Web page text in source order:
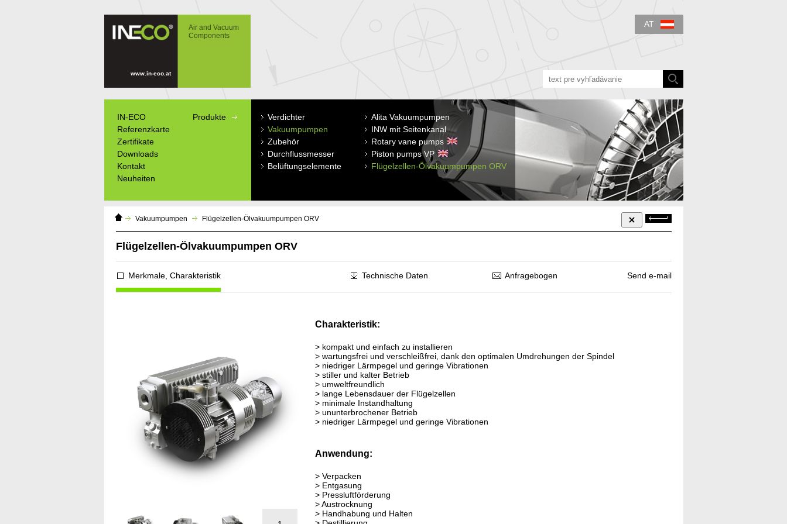
Flügelzellen-Ölvakuumpumpen ORV
Air and Vacuum
Components
www.in-eco.at
Domáca
stránka
Vakuumpumpen Flügelzellen-Ölvakuumpumpen ORV Zurück
Flügelzellen-Ölvakuumpumpen ORV
Merkmale, Charakteristik Technische Daten Anfragebogen Send e-mail
Charakteristik:
> kompakt und einfach zu installieren
> wartungsfrei und verschleißfrei, dank den optimalen Umdrehungen der Spindel
> niedriger Lärmpegel und geringe Vibrationen
> stiller und kalter Betrieb
> umweltfreundlich
> lange Lebensdauer der Flügelzellen
> minimale Instandhaltung
> ununterbrochener Betrieb
> niedriger Lärmpegel und geringe Vibrationen
Anwendung:
> Verpacken
> Entgasung
> Pressluftförderung
> Austrocknung
> Handhabung und Halten
IN-ECO
Referenzkarte
Zertifikate
Downloads
Kontakt
Neuheiten
Produkte Verdichter
Alita lineare Luftpumpen
INW mit Seitenkanal
INW Roots Gebläse
Vakuumpumpen
Alita Vakuumpumpen
INW mit Seitenkanal
Rotary vane pumps
Piston pumps VP
Flügelzellen-Ölvakuumpumpen ORV
Zubehör
Luftfilter
Filtereinsätze
Absorptionsschalldämpfer
Belüftungsmembrane
Sicherheitsventil, Druckmesser,
Rückschlagklappe
Durchflussmesser
Belüftungselemente
Plattenbelüfter
Rohrbelüfter
AT